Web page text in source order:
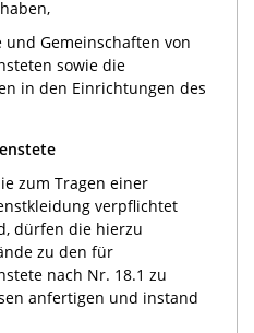
und Gemeinschaften von
sowie die
in den Einrichtungen des
zum Tragen einer
verpflichtet
dürfen die hierzu
zu den für
nach Nr. 18.1 zu
anfertigen und instand